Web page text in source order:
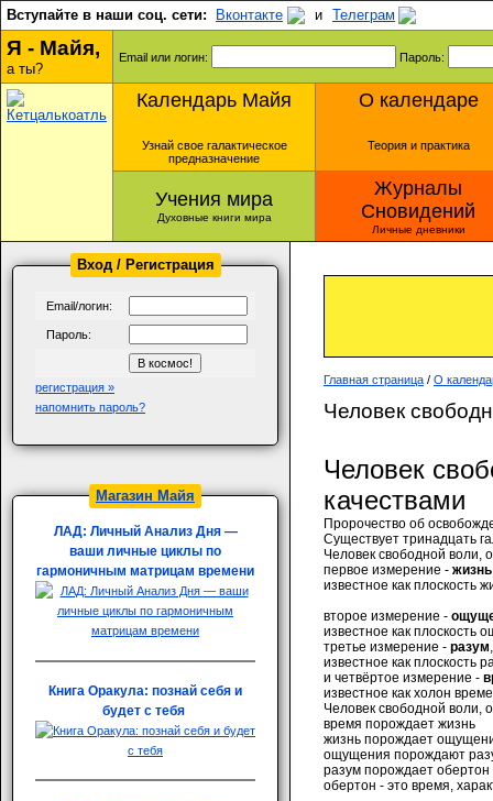
Вступайте в наши соц. сети: Вконтакте и Телеграм
Я - Майя,
а ты?
Email или логин: Пароль:
Календарь Майя
Узнай свое галактическое
предназначение
О календаре
Теория и практика
Учения мира
Духовные книги мира
Журналы
Сновидений
Личные дневники
Вход / Регистрация
Email/логин:
Пароль:
регистрация »
напомнить пароль?
Магазин Майя
ЛАД: Личный Анализ Дня —
ваши личные циклы по
гармоничным матрицам времени
Книга Оракула: познай себя и
будет с тебя
Главная страница / О
Человек
Человек
качествами
Пророчество об
Существует тринадцать
Человек свободной воли,
первое измерение - жизнь
известное как плоскость
второе измерение -
известное как плоскость
третье измерение - разум,
известное как плоскость
и четвёртое измерение -
известное как холон
Человек свободной воли,
время порождает жизнь
жизнь порождает
ощущения порождают
разум порождает обертон
обертон - это время,